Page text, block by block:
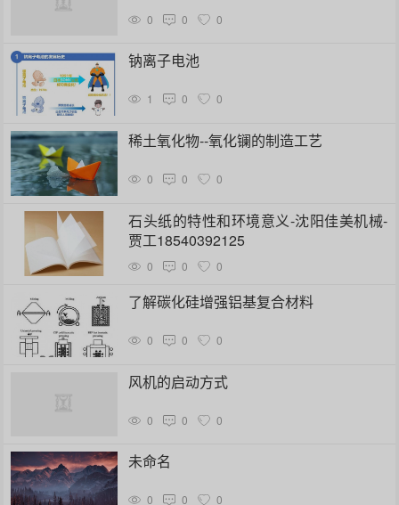
0 0 0
钠离子电池
1 0 0
稀土氧化物--氧化镧的制造工艺
0 0 0
石头纸的特性和环境意义-沈阳佳美机械-
贾工18540392125
0 0 0
了解碳化硅增强铝基复合材料
0 0 0
风机的启动方式
0 0 0
未命名
0 0 0